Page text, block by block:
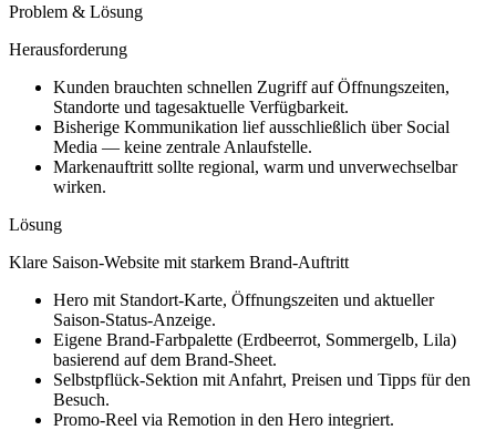
Problem & Lösung
Herausforderung
Kunden brauchten schnellen Zugriff auf Öffnungszeiten,
Standorte und tagesaktuelle Verfügbarkeit.
Bisherige Kommunikation lief ausschließlich über Social
Media — keine zentrale Anlaufstelle.
Markenauftritt sollte regional, warm und unverwechselbar
wirken.
Lösung
Klare Saison-Website mit starkem Brand-Auftritt
Hero mit Standort-Karte, Öffnungszeiten und aktueller
Saison-Status-Anzeige.
Eigene Brand-Farbpalette (Erdbeerrot, Sommergelb, Lila)
basierend auf dem Brand-Sheet.
Selbstpflück-Sektion mit Anfahrt, Preisen und Tipps für den
Besuch.
Promo-Reel via Remotion in den Hero integriert.